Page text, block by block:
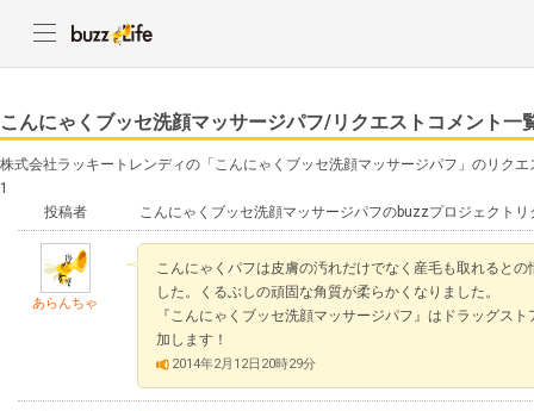
こんにゃくブッセ洗顔マッサージパフ/リクエストコメント一
株式会社ラッキートレンディの「こんにゃくブッセ洗顔マッサージパフ」のリク
1
投稿者
こんにゃくブッセ洗顔マッサージパフのbuzzプロジェクト
あらんちゃ
こんにゃくパフは皮膚の汚れだけでなく産毛も取れると
した。くるぶしの頑固な角質が柔らかくなりました。
『こんにゃくブッセ洗顔マッサージパフ』はドラッグス
加します！
2014年2月12日20時29分